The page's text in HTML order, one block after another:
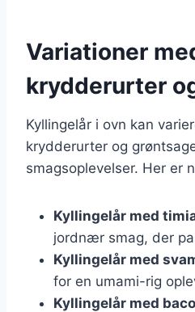
Variationer
krydderurter
Kyllingelår i ovn kan
krydderurter og
smagsoplevelser. Her er
Kyllingelår med
jordnær smag, der
Kyllingelår med
for en umami-rig
Kyllingelår med